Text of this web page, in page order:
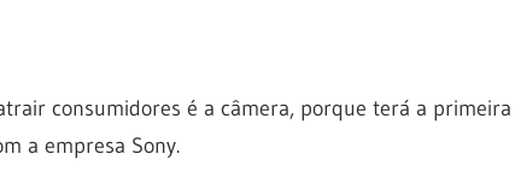
consumidores é a câmera, porque terá a primeira
a empresa Sony.